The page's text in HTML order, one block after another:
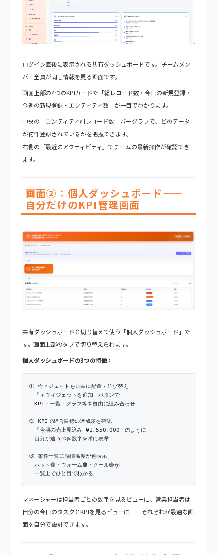
ログイン直後に表示される共有ダッシュボードです。チームメン
バー全員が同じ情報を見る画面です。
画面上部の4つのKPIカードで「総レコード数・今日の新規登録・
今週の新規登録・エンティティ数」が一目でわかります。
中央の「エンティティ別レコード数」バーグラフで、どのデータ
が何件登録されているかを把握できます。
右側の「最近のアクティビティ」でチームの最新操作が確認でき
ます。
画面②：個人ダッシュボード——
自分だけのKPI管理画面
共有ダッシュボードと切り替えて使う「個人ダッシュボード」で
す。画面上部のタブで切り替えられます。
個人ダッシュボードの3つの特徴：
① ウィジェットを自由に配置・並び替え
「＋ウィジェットを追加」ボタンで
KPI・一覧・グラフ等を自由に組み合わせ
② KPIで経営目標の達成度を確認
「今期の売上見込み ¥1,550,000」のように
自分が追うべき数字を常に表示
③ 案件一覧に感情温度が色表示
ホット🔴・ウォーム🟠・クール🔵が
一覧上でひと目でわかる
マネージャーは担当者ごとの数字を見るビューに、営業担当者は
自分の今日のタスクとKPIを見るビューに——それぞれが最適な画
面を自分で設計できます。